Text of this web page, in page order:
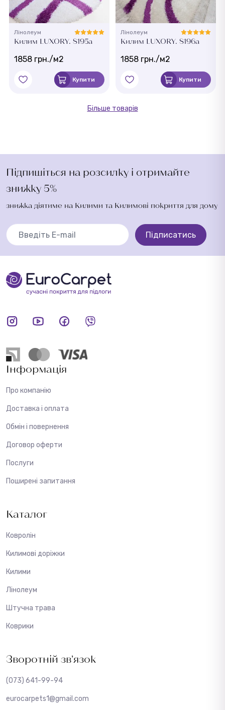
Лінолеум
Килим LUXORY. S195a
1858 грн./м2
Купити
Лінолеум
Килим LUXORY. S196a
1858 грн./м2
Купити
Більше товарів
Підпишіться на розсилку і отримайте
знижку 5%
знижка діятиме на Килими та Килимові покриття для дому
Підписатись
Інформація
Про компанію
Доставка і оплата
Обмін і повернення
Договор оферти
Послуги
Поширені запитання
Каталог
Ковролін
Килимові доріжки
Килими
Лінолеум
Штучна трава
Коврики
Зворотній зв’язок
(073) 641-99-94
eurocarpets1@gmail.com